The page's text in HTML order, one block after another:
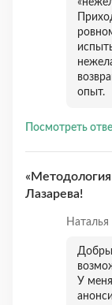
опыт.
Посмотреть
Лазарева!
Наталья
У